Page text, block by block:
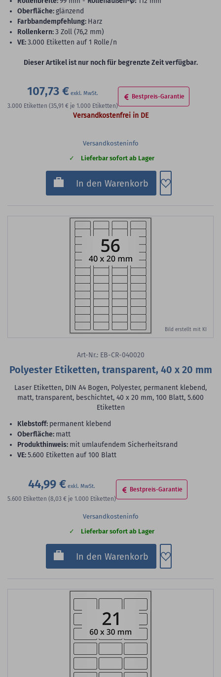
Oberfläche:glänzend
Farbbandempfehlung: Harz
Rollenkern:3 Zoll (76,2 mm)
VE:3.000 Etiketten auf 1 Rolle/n
Dieser Artikel ist nur noch für begrenzte Zeit verfügbar.
107,73 €
3.000 Etiketten (35,91 € je 1.000 Etiketten)
Bestpreis-Garantie
Versandkostenfrei in DE
Versandkosteninfo
Lieferbar sofort ab Lager
In den Warenkorb Zum
Bild erstellt mit KI
Art-Nr.: EB-CR-040020
Polyester Etiketten, transparent, 40 x 20 mm
Laser Etiketten, DIN A4 Bogen, Polyester, permanent klebend,
matt, transparent, beschichtet, 40 x 20 mm, 100 Blatt, 5.600
Etiketten
Klebstoff: permanent klebend
Oberfläche: matt
Produkthinweis: mit umlaufendem Sicherheitsrand
VE:5.600 Etiketten auf 100 Blatt
44,99 €
5.600 Etiketten (8,03 € je 1.000 Etiketten)
Bestpreis-Garantie
Versandkosteninfo
Lieferbar sofort ab Lager
In den Warenkorb Zum